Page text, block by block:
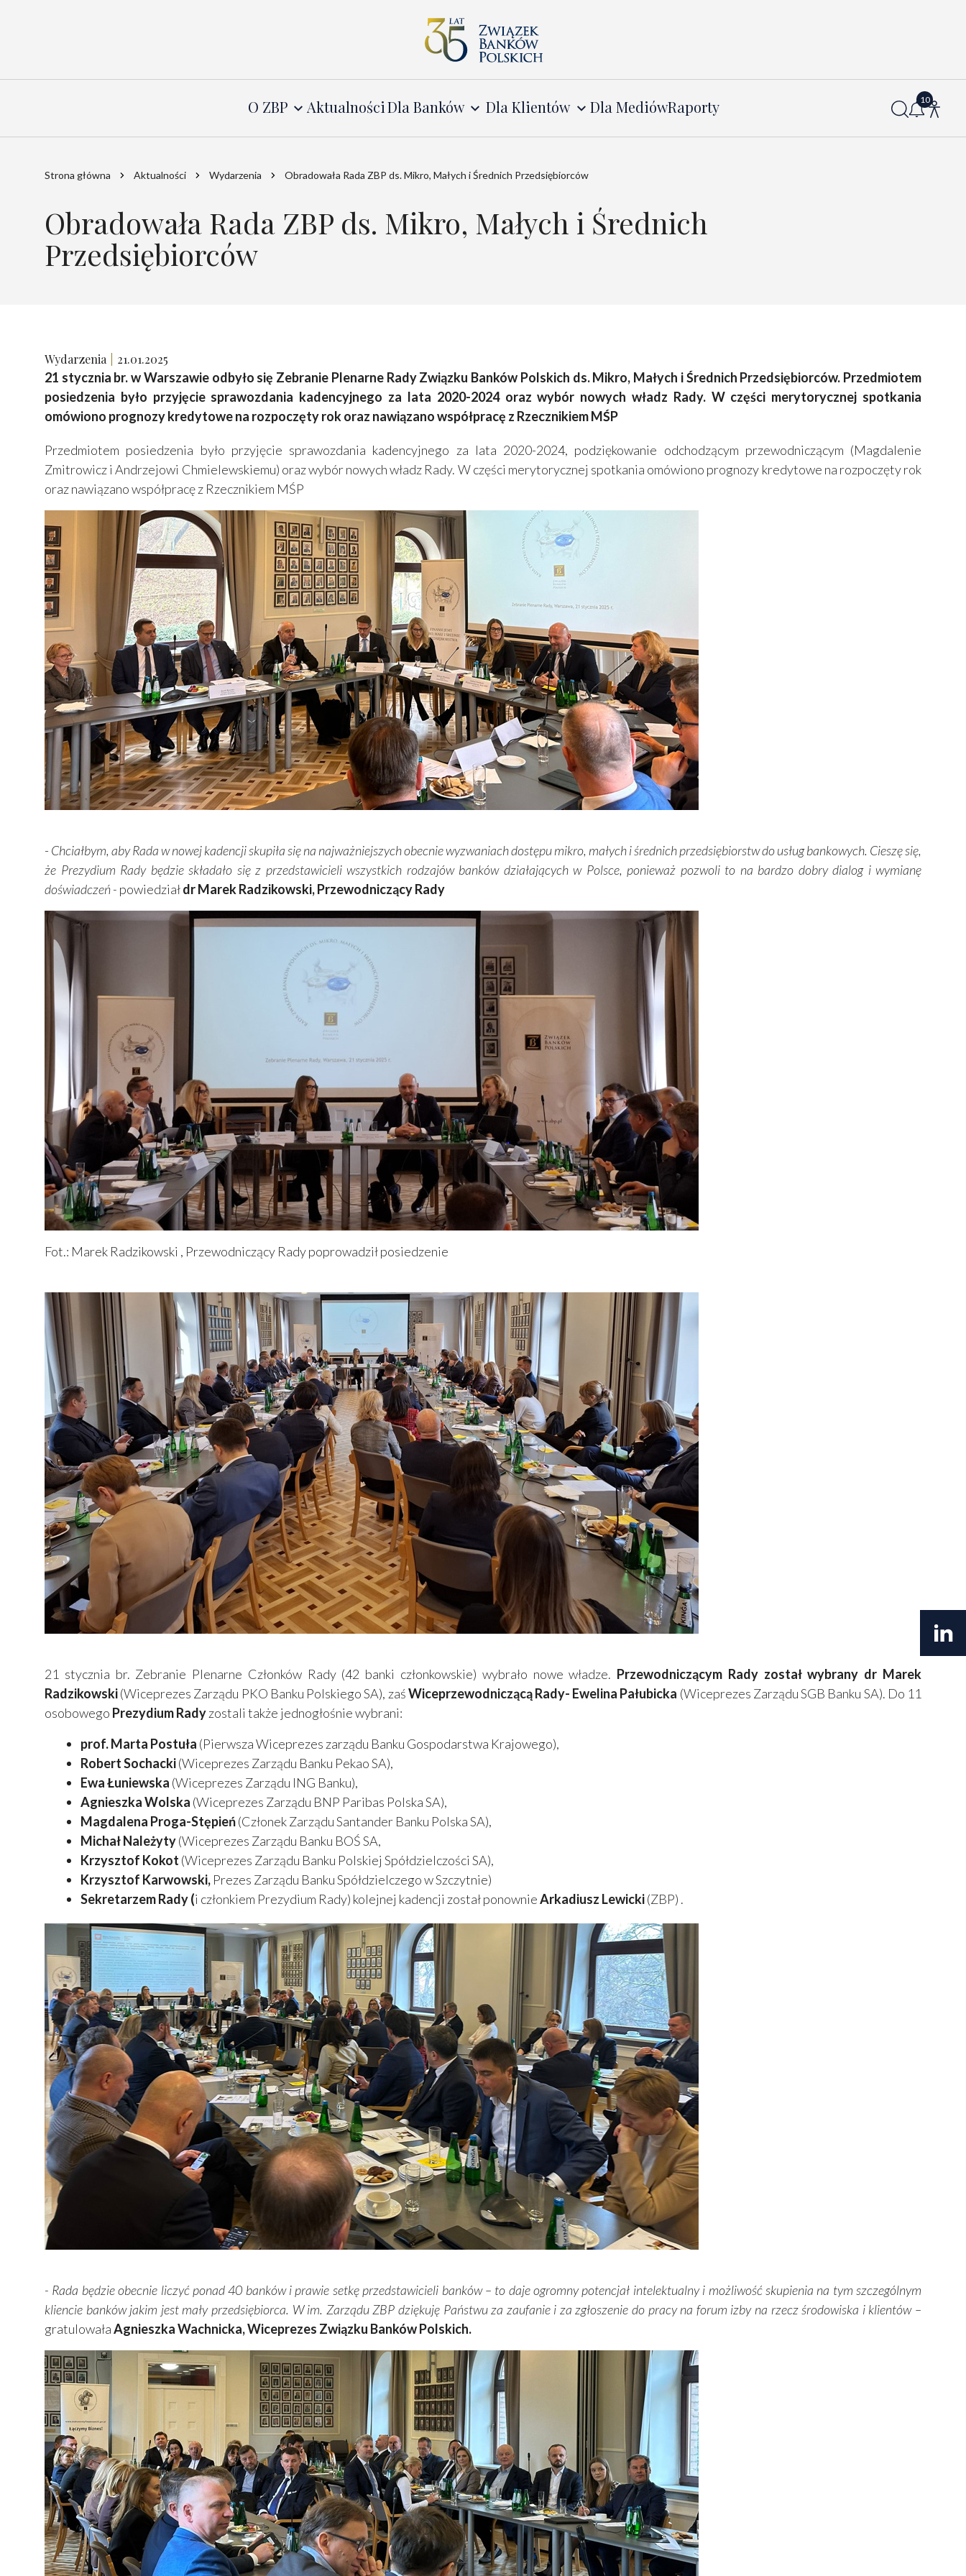
O ZBP AktualnościDla Banków Dla Klientów Dla MediówRaporty
Strona główna Aktualności Wydarzenia Obradowała Rada ZBP ds. Mikro, Małych i Średnich Przedsiębiorców
Obradowała Rada ZBP ds. Mikro, Małych i Średnich
Przedsiębiorców
Wydarzenia 21.01.2025
21 stycznia br. w Warszawie odbyło się Zebranie Plenarne Rady Związku Banków Polskich ds. Mikro, Małych i Średnich Przedsiębiorców. Przedmiotem
posiedzenia było przyjęcie sprawozdania kadencyjnego za lata 2020-2024 oraz wybór nowych władz Rady. W części merytorycznej spotkania
omówiono prognozy kredytowe na rozpoczęty rok oraz nawiązano współpracę z Rzecznikiem MŚP
Przedmiotem posiedzenia było przyjęcie sprawozdania kadencyjnego za lata 2020-2024, podziękowanie odchodzącym przewodniczącym (Magdalenie
Zmitrowicz i Andrzejowi Chmielewskiemu) oraz wybór nowych władz Rady. W części merytorycznej spotkania omówiono prognozy kredytowe na rozpoczęty rok
oraz nawiązano współpracę z Rzecznikiem MŚP
- Chciałbym, aby Rada w nowej kadencji skupiła się na najważniejszych obecnie wyzwaniach dostępu mikro, małych i średnich przedsiębiorstw do usług bankowych. Cieszę się,
że Prezydium Rady będzie składało się z przedstawicieli wszystkich rodzajów banków działających w Polsce, ponieważ pozwoli to na bardzo dobry dialog i wymianę
doświadczeń - powiedziałdr Marek Radzikowski, Przewodniczący Rady
Fot.: Marek Radzikowski , Przewodniczący Rady poprowadził posiedzenie
21 stycznia br. Zebranie Plenarne Członków Rady (42 banki członkowskie) wybrało nowe władze. Przewodniczącym Rady został wybrany dr Marek
Radzikowski(Wiceprezes Zarządu PKO Banku Polskiego SA), zaśWiceprzewodniczącą Rady- Ewelina Pałubicka (Wiceprezes Zarządu SGB Banku SA). Do 11
osobowego Prezydium Radyzostali także jednogłośnie wybrani:
prof. Marta Postuła (Pierwsza Wiceprezes zarządu Banku Gospodarstwa Krajowego),
Robert Sochacki(Wiceprezes Zarządu Banku Pekao SA),
Ewa Łuniewska (Wiceprezes Zarządu ING Banku),
Agnieszka Wolska (Wiceprezes Zarządu BNP Paribas Polska SA),
Magdalena Proga-Stępień(Członek Zarządu Santander Banku Polska SA),
Michał Należyty(Wiceprezes Zarządu Banku BOŚ SA,
Krzysztof Kokot (Wiceprezes Zarządu Banku Polskiej Spółdzielczości SA),
Krzysztof Karwowski, Prezes Zarządu Banku Spółdzielczego w Szczytnie)
Sekretarzem Rady (i członkiem Prezydium Rady) kolejnej kadencji został ponownieArkadiusz Lewicki(ZBP) .
- Rada będzie obecnie liczyć ponad 40 banków i prawie setkę przedstawicieli banków – to daje ogromny potencjał intelektualny i możliwość skupienia na tym szczególnym
kliencie banków jakim jest mały przedsiębiorca. W im. Zarządu ZBP dziękuję Państwu za zaufanie i za zgłoszenie do pracy na forum izby na rzecz środowiska i klientów –
gratulowałaAgnieszka Wachnicka, Wiceprezes Związku Banków Polskich.